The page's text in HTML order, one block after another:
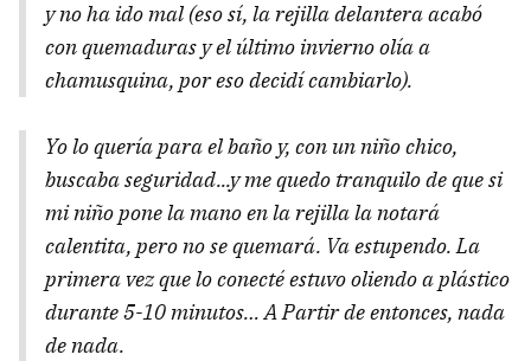
y no ha ido mal (eso sí, la rejilla delantera acabó
con quemaduras y el último invierno olía a
chamusquina, por eso decidí cambiarlo).
Yo lo quería para el baño y, con un niño chico,
buscaba seguridad...y me quedo tranquilo de que si
mi niño pone la mano en la rejilla la notará
calentita, pero no se quemará. Va estupendo. La
primera vez que lo conecté estuvo oliendo a plástico
durante 5-10 minutos… A Partir de entonces, nada
de nada.